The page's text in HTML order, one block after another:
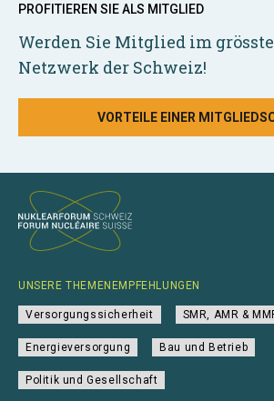
PROFITIEREN SIE ALS MITGLIED
Werden Sie Mitglied im
Netzwerk der Schweiz!
VORTEILE EINER
UNSERE THEMENEMPFEHLUNGEN
Versorgungssicherheit SMR, AMR &
Energieversorgung Bau und Betrieb
Politik und Gesellschaft